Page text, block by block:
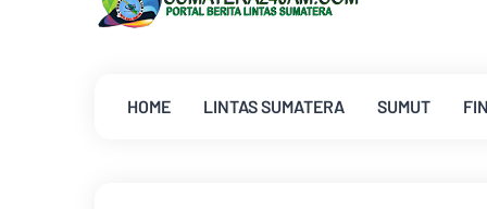
HOME LINTAS SUMATERA SUMUT